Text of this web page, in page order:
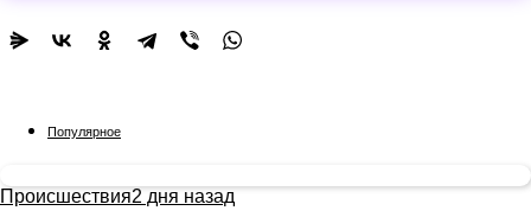
Популярное
Происшествия2 дня назад